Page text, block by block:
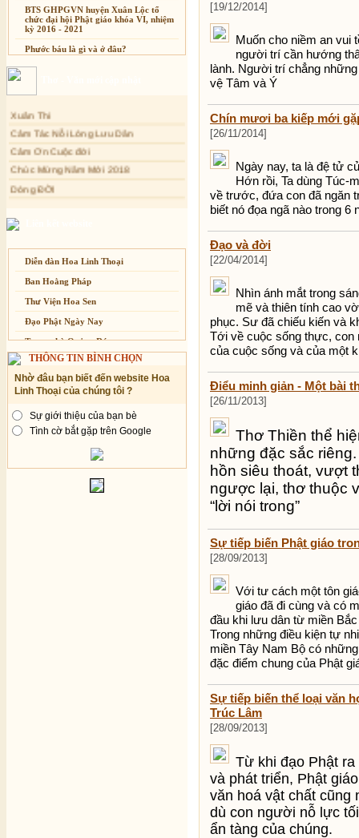
BTS GHPGVN huyện Xuân Lộc tổ
chức đại hội Phật giáo khóa VI, nhiệm
kỳ 2016 - 2021
Phước báu là gì và ở đâu?
Sự thương-ghét của con người
Nỗi lòng của các bệnh nhân nghèo
An Giang: Tịnh thất Quy Nguyên
phát quà từ thiện tại xã Cư Yang
Tịnh xá Ngọc Đăng khai giảng Thiền
dành cho Người bận rộn
Cảm Tác Nỗi Lòng Lưu Dân
Cảm Ơn Cuộc đời
Chúc Mừng Năm Mới 2018
Dòng ĐỜI
Chuông Ngân
Anh không chết đâu em
Kiếp này
Diễn đàn Hoa Linh Thoại
Ban Hoằng Pháp
Thư Viện Hoa Sen
Đạo Phật Ngày Nay
Trang nhà Quảng Đức
Báo Giác Ngộ
Vesak 2014
THÔNG TIN BÌNH CHỌN
Nhờ đâu bạn biết đến website Hoa
Linh Thoại của chúng tôi ?
Sự giới thiệu của bạn bè
Tình cờ bắt gặp trên Google
[19/12/2014]
Muốn cho niềm an vui
người trí cần hướng
lành. Người trí chẳng
vệ Tâm và Ý
Chín mươi ba kiếp mới
[26/11/2014]
Ngày nay, ta là đệ tử
Hớn rồi, Ta dùng Túc-
về trước, đứa con đã ngăn
biết nó đọa ngã nào trong 6
Đạo và đời
[22/04/2014]
Nhìn ánh mắt trong
mẽ và thiên tính cao
phục. Sư đã chiếu kiến và
Tới về cuộc sống thực,
của cuộc sống và của một
Điểu minh giản - Một bài
[26/11/2013]
Thơ Thiền thể
những đặc sắc
hồn siêu thoát, vượt
ngược lại, thơ thuộc
“lời nói trong”
Sự tiếp biến Phật giáo
[28/09/2013]
Với tư cách một tôn
giáo đã đi cùng và có
đầu khi lưu dân từ miền
Trong những điều kiện tự
miền Tây Nam Bộ có
đặc điểm chung của Phật
Sự tiếp biến thể loại văn
Trúc Lâm
[28/09/2013]
Từ khi đạo Phật
và phát triển, Phật
văn hoá vật chất cũng
dù con người nỗ lực
ẩn tàng của chúng.